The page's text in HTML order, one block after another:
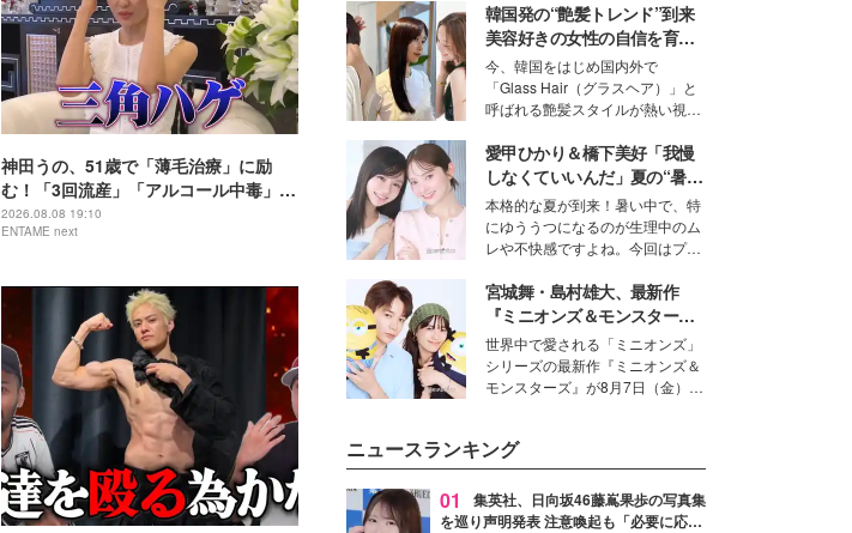
神田うの、51歳で「薄毛治療」に励
む！「3回流産」「アルコール中毒」自
身の過去を赤裸々告白
2026.08.08 19:10
ENTAME next
取締役兼クリエイティブディレク
ター・茅野しのぶ。一人ひとりの
個性に寄り添い、魅力を引き出す
衣装作りは、多くの女性たちに勇
気と自信を与え続けている。
韓国発の“艶髪トレンド”到来
美容好きの女性の自信を育む
「ヘアケア事情」って？
今、韓国をはじめ国内外で
「Glass Hair（グラスヘア）」と
呼ばれる艶髪スタイルが熱い視線
ションの完成度を高めるベースと
して、“髪そのものの美しさ”に改
めて注目する人が増えている様
子。今回は、そんな憧れの艶やか
な髪を日常で叶える、美容好きの
女性たちのヘアケア事情を紹介し
ます。
愛甲ひかり＆橋下美好「我慢
しなくていいんだ」夏の“暑さ
対策”の新しい選択肢とは？
本格的な夏が到来！暑い中で、特
にゆううつになるのが生理中のム
レや不快感ですよね。今回はプラ
モデル・愛甲ひかりさんと橋下美
好さんを迎えて本音で女子会トー
ク。猛暑のお出かけを快適に過ご
すヒントや、2人が感動した夏の
生理の新常識にも迫りました。
宮城舞・島村雄大、最新作
『ミニオンズ＆モンスター
ズ』の魅力熱弁 ハチャメチャ
だけじゃない“友情と絆”に感
動
世界中で愛される「ミニオンズ」
シリーズの最新作『ミニオンズ＆
モンスターズ』が8月7日（金）に
デルの宮城舞と島村雄大の特別対
談をお届け！それぞれの視点か
ら、今作ならではの魅力や予想外
の感動をもたらす奥深いストーリ
ニュースランキング
01
集英社、日向坂46藤嶌果歩の写真集
を巡り声明発表 注意喚起も「必要に応じ